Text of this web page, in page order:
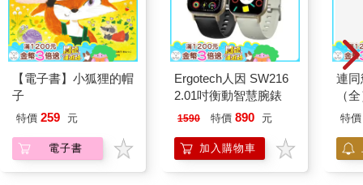
【電子書】小狐狸的帽
子
特價 259 元
電子書
Ergotech人因 SW216
2.01吋衡動智慧腕錶
1590 特價 890 元
加入購物車
連
（
特價